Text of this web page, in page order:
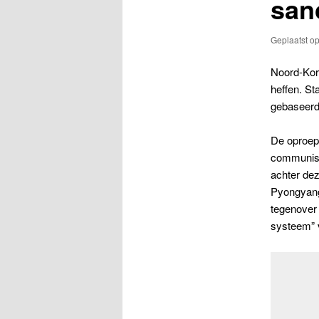
Geplaatst op
Noord-
heffen.
De
achter
systeem”